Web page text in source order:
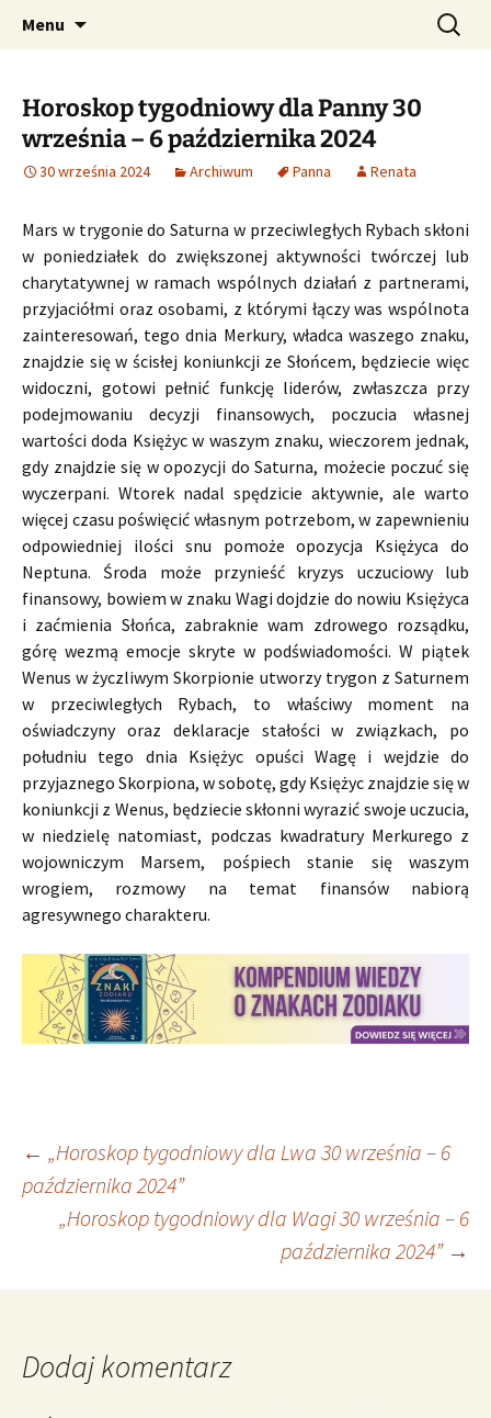
CzaroMarowy horoskop
dzienny, miesięczny i
tygodniowy
Profesjonalne przepowiednie astrologiczne
Menu Szukaj:
Horoskop tygodniowy dla Panny 30
września – 6 października 2024
30 września 2024 Archiwum Panna Renata
Mars w trygonie do Saturna w przeciwległych Rybach skłoni
w poniedziałek do zwiększonej aktywności twórczej lub
charytatywnej w ramach wspólnych działań z partnerami,
przyjaciółmi oraz osobami, z którymi łączy was wspólnota
zainteresowań, tego dnia Merkury, władca waszego znaku,
znajdzie się w ścisłej koniunkcji ze Słońcem, będziecie więc
widoczni, gotowi pełnić funkcję liderów, zwłaszcza przy
podejmowaniu decyzji finansowych, poczucia własnej
wartości doda Księżyc w waszym znaku, wieczorem jednak,
gdy znajdzie się w opozycji do Saturna, możecie poczuć się
wyczerpani. Wtorek nadal spędzicie aktywnie, ale warto
więcej czasu poświęcić własnym potrzebom, w zapewnieniu
odpowiedniej ilości snu pomoże opozycja Księżyca do
Neptuna. Środa może przynieść kryzys uczuciowy lub
finansowy, bowiem w znaku Wagi dojdzie do nowiu Księżyca
i zaćmienia Słońca, zabraknie wam zdrowego rozsądku,
górę wezmą emocje skryte w podświadomości. W piątek
Wenus w życzliwym Skorpionie utworzy trygon z Saturnem
w przeciwległych Rybach, to właściwy moment na
oświadczyny oraz deklaracje stałości w związkach, po
południu tego dnia Księżyc opuści Wagę i wejdzie do
przyjaznego Skorpiona, w sobotę, gdy Księżyc znajdzie się w
koniunkcji z Wenus, będziecie skłonni wyrazić swoje uczucia,
w niedzielę natomiast, podczas kwadratury Merkurego z
wojowniczym Marsem, pośpiech stanie się waszym
wrogiem, rozmowy na temat finansów nabiorą
agresywnego charakteru.
Nawigacja
wpisu
← „Horoskop tygodniowy dla Lwa 30 września – 6
października 2024”
„Horoskop tygodniowy dla Wagi 30 września – 6
października 2024” →
Dodaj komentarz